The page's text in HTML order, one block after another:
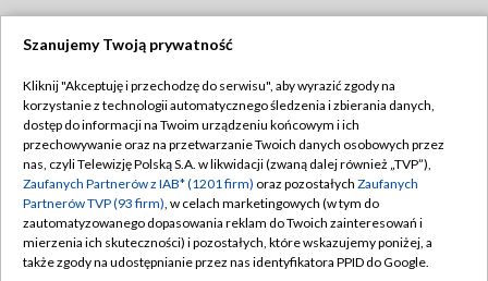
TVP
Abonament TVP
Emisja w TVP
Centrum informacji TVP
Naziemna Telewizja Cyfrowa
Regulamin TVP
Polityka prywatności
Moje zgody
Pomoc
Szanujemy Twoją prywatność
Kliknij "Akceptuję i przechodzę do serwisu", aby wyrazić zgody na
korzystanie z technologii automatycznego śledzenia i zbierania danych,
dostęp do informacji na Twoim urządzeniu końcowym i ich
przechowywanie oraz na przetwarzanie Twoich danych osobowych przez
nas, czyli Telewizję Polską S.A. w likwidacji (zwaną dalej również „TVP”),
Zaufanych Partnerów z IAB* (1201 firm) oraz pozostałych Zaufanych
Partnerów TVP (93 firm), w celach marketingowych (w tym do
zautomatyzowanego dopasowania reklam do Twoich zainteresowań i
mierzenia ich skuteczności) i pozostałych, które wskazujemy poniżej, a
także zgody na udostępnianie przez nas identyfikatora PPID do Google.